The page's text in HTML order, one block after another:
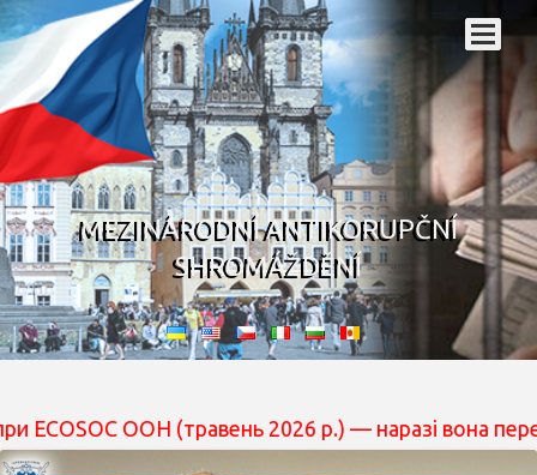
MEZINÁRODNÍ ANTIKORUPČNÍ
SHROMÁŽDĚNÍ
ООН (травень 2026 р.) — наразі вона